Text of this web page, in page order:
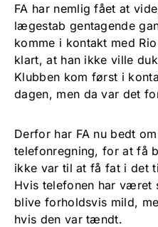
FA har nemlig fået at
lægestab gentagende
komme i kontakt med
klart, at han ikke ville
Klubben kom først i
dagen, men da var det
Derfor har FA nu bedt
telefonregning, for at få
ikke var til at få fat i det
Hvis telefonen har været
blive forholdsvis mild,
hvis den var tændt.